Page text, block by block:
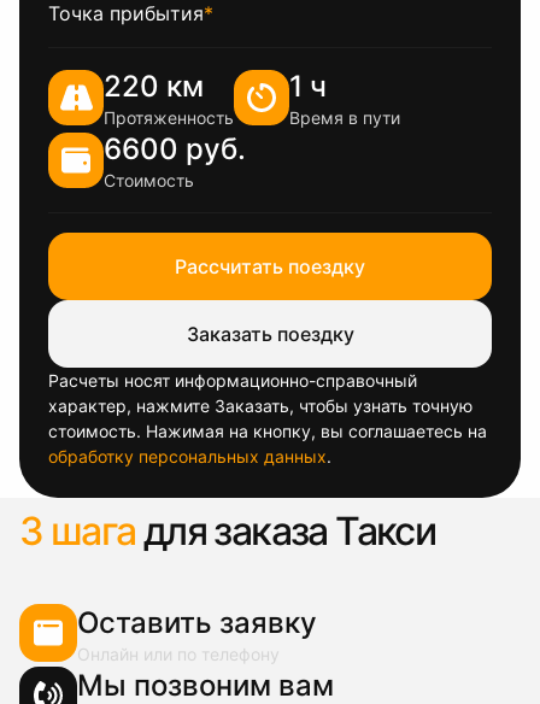
Точка прибытия*
220 км
Протяженность
1 ч
Время в пути
6600 руб.
Стоимость
Рассчитать поездку
Заказать поездку
Расчеты носят информационно-справочный
характер, нажмите Заказать, чтобы узнать точную
стоимость. Нажимая на кнопку, вы соглашаетесь на
обработку персональных данных.
3 шагадля заказа Такси
Оставить заявку
Онлайн или по телефону
Мы позвоним вам